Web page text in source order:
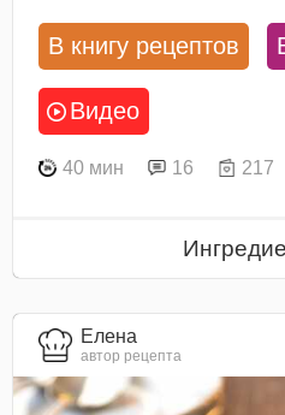
В книгу рецептов
Видео
40 мин 16 217
Елена
автор рецепта